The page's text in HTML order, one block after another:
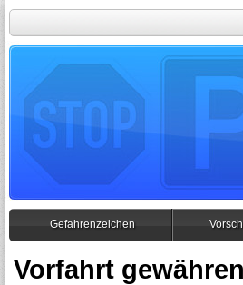
Gefahrenzeichen
Vorfahrt gewähren